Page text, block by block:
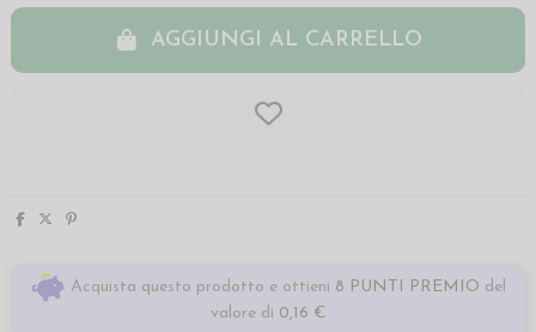
AGGIUNGI AL CARRELLO
Acquista questo prodotto e ottieni 8 PUNTI PREMIO del
valore di 0,16 €